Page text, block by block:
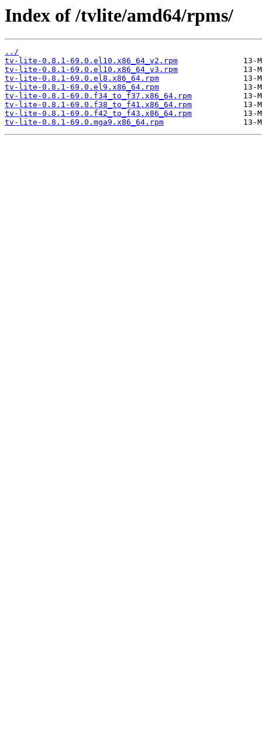
Index of /tvlite/amd64/rpms/
../
tv-lite-0.8.1-69.0.el10.x86_64_v2.rpm
tv-lite-0.8.1-69.0.el10.x86_64_v3.rpm
tv-lite-0.8.1-69.0.el8.x86_64.rpm
tv-lite-0.8.1-69.0.el9.x86_64.rpm
tv-lite-0.8.1-69.0.f34_to_f37.x86_64.rpm
tv-lite-0.8.1-69.0.f38_to_f41.x86_64.rpm
tv-lite-0.8.1-69.0.f42_to_f43.x86_64.rpm
tv-lite-0.8.1-69.0.mga9.x86_64.rpm